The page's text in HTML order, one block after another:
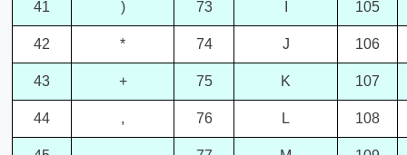
41 ) 73 105
42 * 74 J 106
43 + 75 K 107
44 , 76 L 108